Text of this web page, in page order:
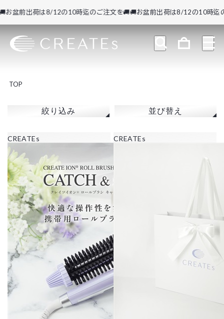
前出荷は8/12の10時迄のご注文を🚚🚚お盆前出荷は8/12の10時迄のご
TOP
絞り込み 並び替え
CREATEs CREATEs